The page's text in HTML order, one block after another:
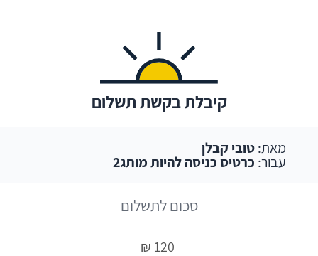
קיבלת בקשת תשלום
מאת:טובי קבלן
עבור: כרטיס כניסה להיות מותג2
סכום לתשלום